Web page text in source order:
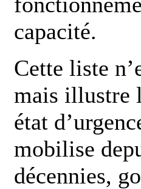
capacité.
Cette liste
mais illustre
état
mobilise
décennies,